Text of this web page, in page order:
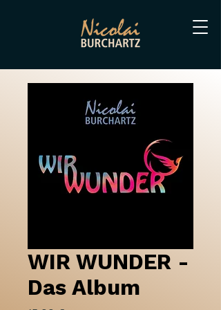
WIR WUNDER -
Das Album